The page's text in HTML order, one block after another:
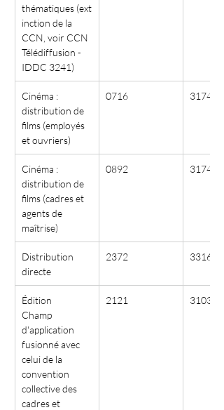
thématiques (ext
inction de la
CCN, voir CCN
Télédiffusion -
IDDC 3241)
Cinéma :
distribution de
films (employés
et ouvriers)
0716 3174
Cinéma :
distribution de
films (cadres et
agents de
maîtrise)
0892 3174
Distribution
directe
2372 3316
Édition
Champ
d'application
fusionné avec
celui de la
convention
collective des
cadres et
2121 3103